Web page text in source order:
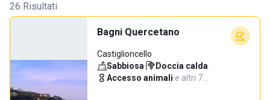
26 Risultati
Bagni Quercetano
Castiglioncello
Sabbiosa· Doccia calda·
Accesso animali·e altri 7…